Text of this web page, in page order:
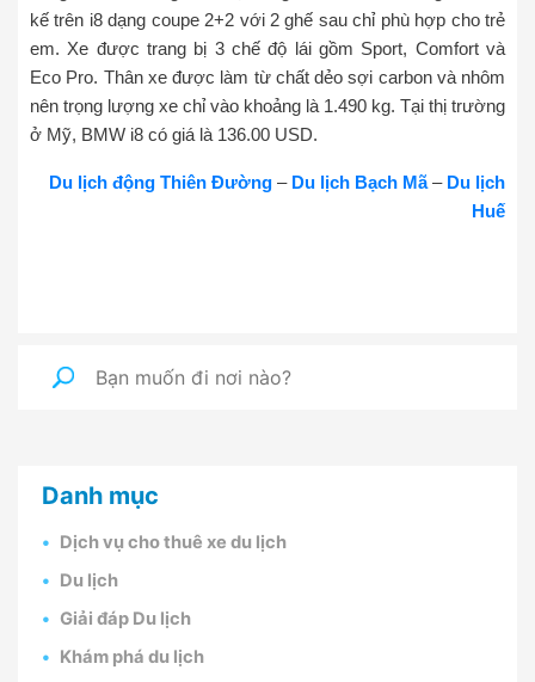
kế trên i8 dạng coupe 2+2 với 2 ghế sau chỉ phù hợp cho trẻ
em. Xe được trang bị 3 chế độ lái gồm Sport, Comfort và
Eco Pro. Thân xe được làm từ chất dẻo sợi carbon và nhôm
nên trọng lượng xe chỉ vào khoảng là 1.490 kg. Tại thị trường
ở Mỹ, BMW i8 có giá là 136.00 USD.
Du lịch động Thiên Đường – Du lịch Bạch Mã– Du lịch
Huế
Danh mục
Dịch vụ cho thuê xe du lịch
Du lịch
Giải đáp Du lịch
Khám phá du lịch